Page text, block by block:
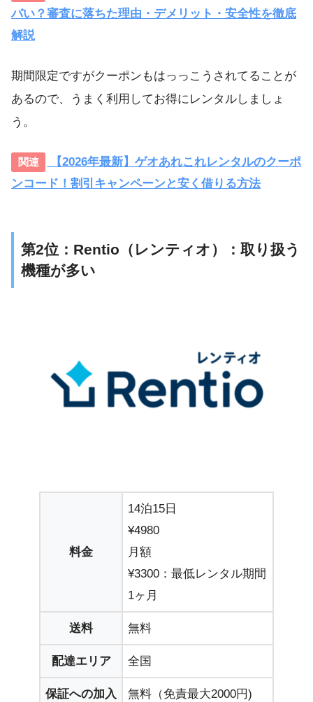
バい？審査に落ちた理由・デメリット・安全性を徹底
解説
期間限定ですがクーポンもはっっこうされてることが
あるので、うまく利用してお得にレンタルしましょ
う。
【2026年最新】ゲオあれこれレンタルのクーポ
ンコード！割引キャンペーンと安く借りる方法
第2位：Rentio（レンティオ）：取り扱う
機種が多い
料金
14泊15日
¥4980
月額
¥3300：最低レンタル期間
1ヶ月
送料 無料
配達エリア 全国
保証への加入 無料（免責最大2000円)